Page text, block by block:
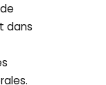
dans